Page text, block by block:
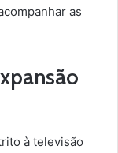
as
à televisão